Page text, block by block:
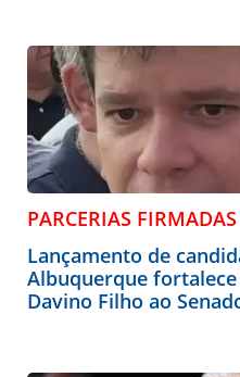
PARCERIAS FIRMADAS
Lançamento de
Albuquerque
Davino Filho ao